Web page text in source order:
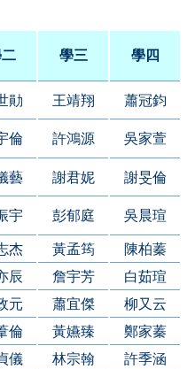
學三 學四
勛 王靖翔 蕭冠鈞
倫 許鴻源
吳家萱
藝 謝君妮 謝旻倫
宇 彭郁庭 吳晨瑄
杰 黃孟筠
陳柏蓁
辰 詹宇芳
白茹瑄
元 蕭宜傑
柳又云
倫 黃嬿臻
鄭家蓁
儀 林宗翰
許季涵